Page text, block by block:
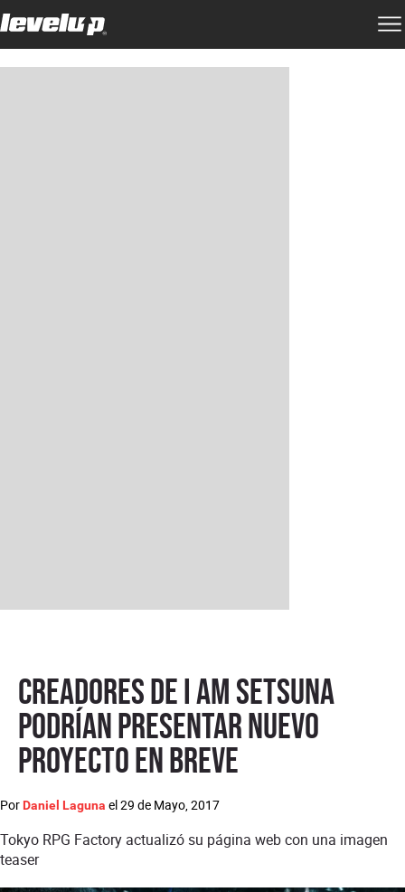
Creadores de I Am Setsuna
podrían presentar nuevo
proyecto en breve
Por Daniel Laguna el29 de Mayo, 2017
Tokyo RPG Factory actualizó su página web con una imagen
teaser